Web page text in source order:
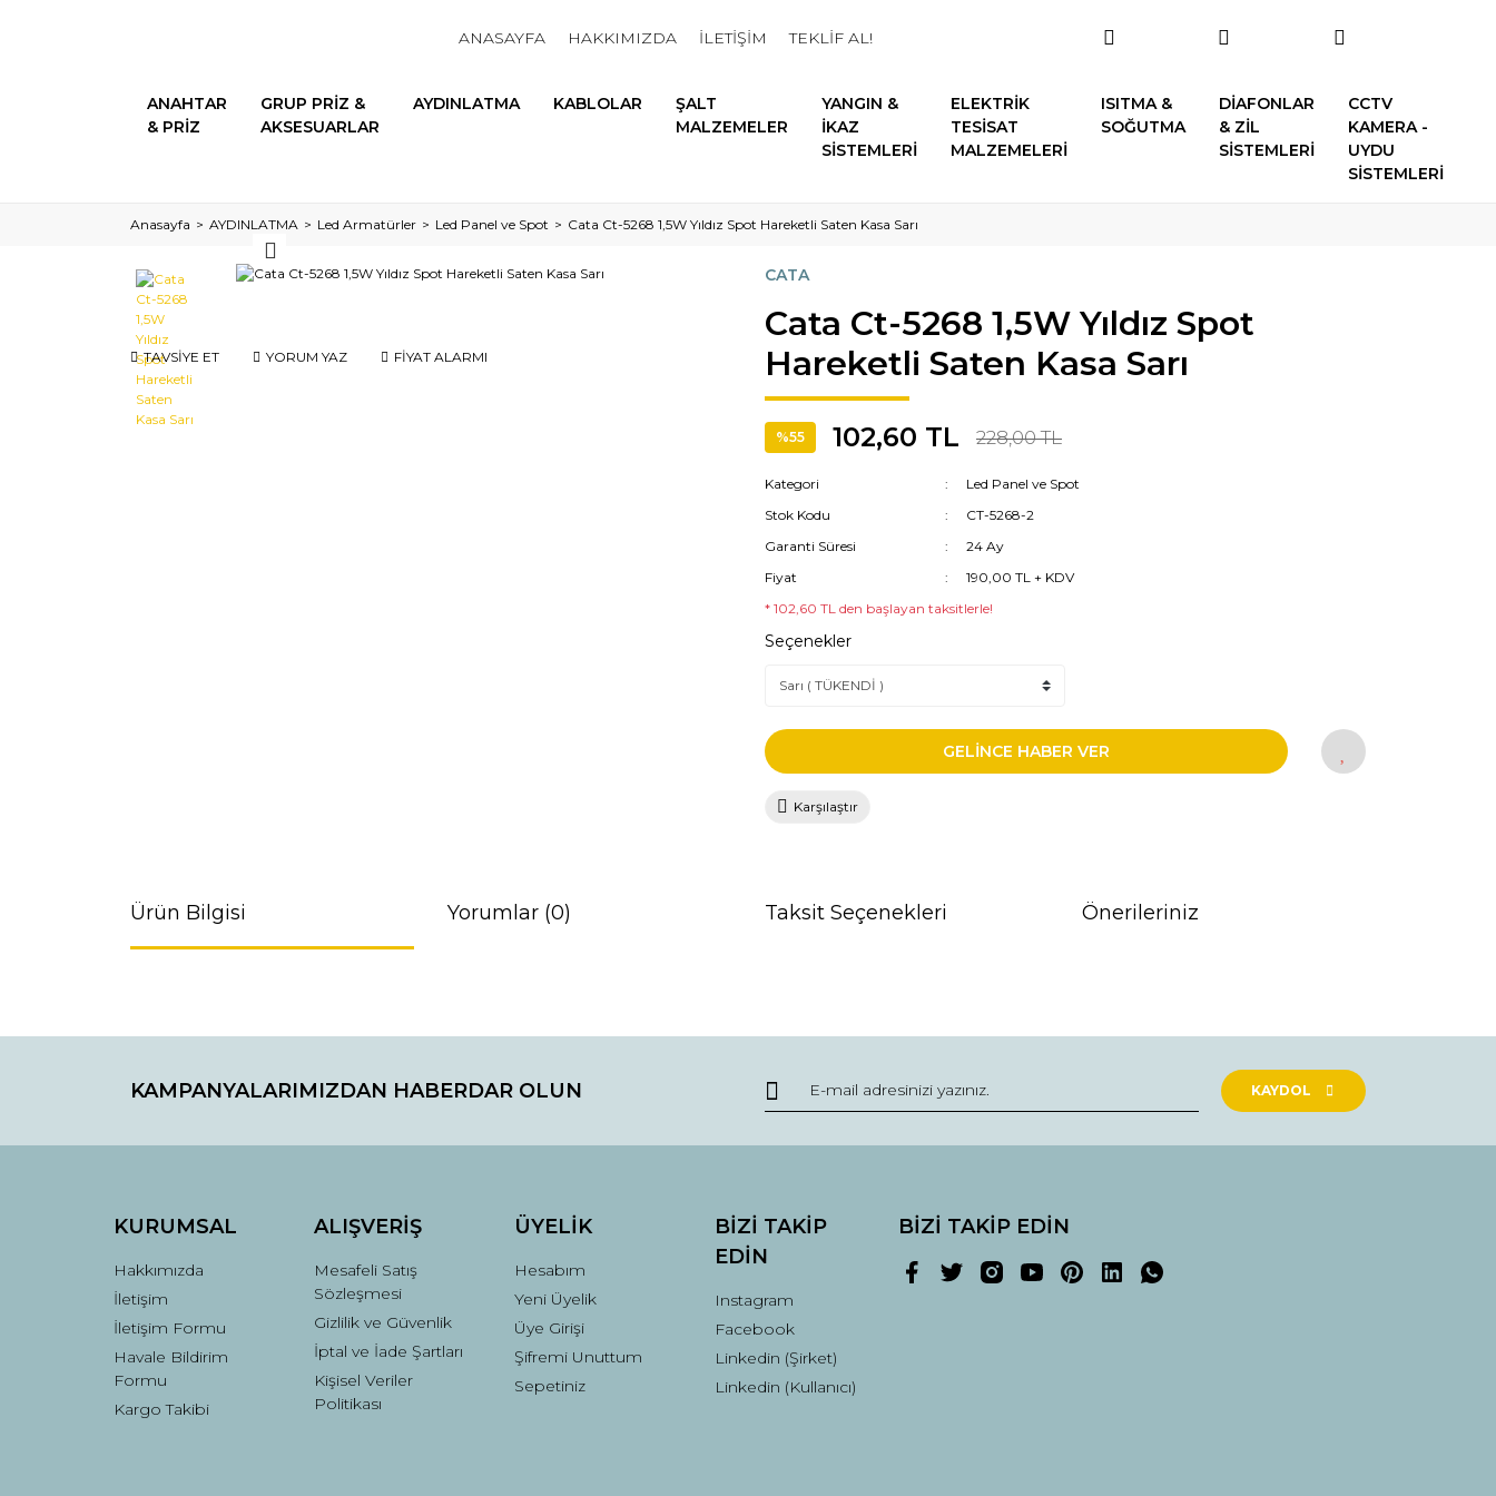
ANASAYFA HAKKIMIZDA İLETİŞİM TEKLİF AL!
ANAHTAR
& PRİZ
GRUP PRİZ &
AKSESUARLAR
AYDINLATMA KABLOLAR
ŞALT
MALZEMELER
YANGIN &
İKAZ
SİSTEMLERİ
ELEKTRİK
TESİSAT
MALZEMELERİ
ISITMA &
SOĞUTMA
DİAFONLAR
& ZİL
SİSTEMLERİ
CCTV
KAMERA -
UYDU
SİSTEMLERİ
Anasayfa AYDINLATMA Led Armatürler Led Panel ve Spot Cata Ct-5268 1,5W Yıldız Spot Hareketli Saten Kasa Sarı
TAVSİYE ET YORUM YAZ FİYAT ALARMI
CATA
Cata Ct-5268 1,5W Yıldız Spot
Hareketli Saten Kasa Sarı
%55 102,60 TL 228,00 TL
Kategori
Led Panel ve Spot
Stok Kodu
CT-5268-2
Garanti Süresi
24 Ay
Fiyat
190,00 TL + KDV
* 102,60 TL den başlayan taksitlerle!
Seçenekler
GELİNCE HABER VER
Karşılaştır
Ürün Bilgisi Yorumlar (0) Taksit Seçenekleri Önerileriniz
Yorum Yaz
Görüş ve önerileriniz için teşekkür ederiz.
Ürün resmi kalitesiz, bozuk veya görüntülenemiyor.
Bu ürüne benzer farklı alternatifler olmalı.
Gönder
KAMPANYALARIMIZDAN HABERDAR OLUN KAYDOL
KURUMSAL
Hakkımızda
İletişim
İletişim Formu
Havale Bildirim
Formu
Kargo Takibi
ALIŞVERİŞ
Mesafeli Satış
Sözleşmesi
Gizlilik ve Güvenlik
İptal ve İade Şartları
Kişisel Veriler
Politikası
ÜYELİK
Hesabım
Yeni Üyelik
Üye Girişi
Şifremi Unuttum
Sepetiniz
BİZİ TAKİP
EDİN
Instagram
Facebook
Linkedin (Şirket)
Linkedin (Kullanıcı)
BİZİ TAKİP EDİN